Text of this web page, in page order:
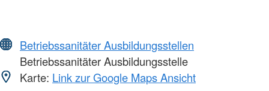
Betriebssanitäter Ausbildungsstellen
Betriebssanitäter Ausbildungsstelle
Karte: Link zur Google Maps Ansicht